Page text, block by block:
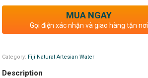
MUA NGAY
Gọi điện xác nhận và giao hàng tận nơi
Category: Fiji Natural Artesian Water
Description